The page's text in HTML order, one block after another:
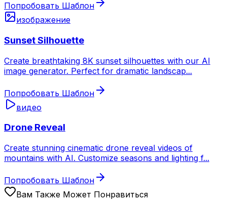
Попробовать Шаблон
изображение
Sunset Silhouette
Create breathtaking 8K sunset silhouettes with our AI
image generator. Perfect for dramatic landscap...
Попробовать Шаблон
видео
Drone Reveal
Create stunning cinematic drone reveal videos of
mountains with AI. Customize seasons and lighting f...
Попробовать Шаблон
Вам Также Может Понравиться